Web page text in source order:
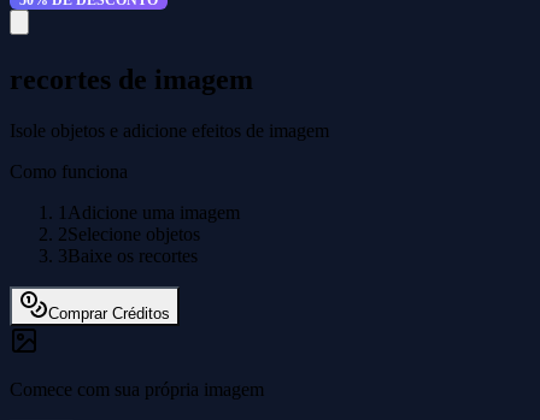
recortes de imagem
Isole objetos e adicione efeitos de imagem
Como funciona
1 Adicione uma imagem
2Selecione objetos
3Baixe os recortes
Comprar Créditos
Comece com sua própria imagem